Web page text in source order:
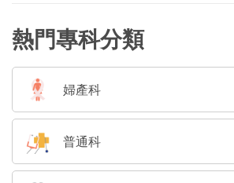
熱門專科分類
婦產科
普通科